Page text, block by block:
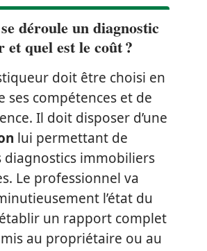
déroule un diagnostic
quel est le coût ?
doit être choisi en
ses compétences et de
Il doit disposer d’une
lui permettant de
diagnostics immobiliers
Le professionnel va
l’état du
un rapport complet
au propriétaire ou au